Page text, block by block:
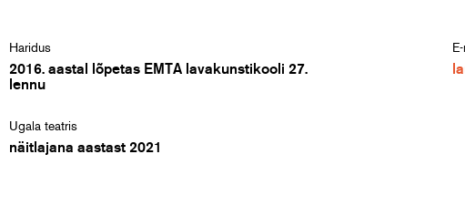
Haridus
2016. aastal lõpetas EMTA lavakunstikooli 27.
lennu
Ugala teatris
näitlajana aastast 2021